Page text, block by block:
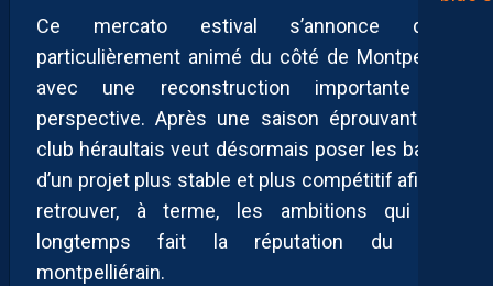
Ce mercato estival s’annonce donc
particulièrement animé du côté de Montpellier,
avec une reconstruction importante en
perspective. Après une saison éprouvante, le
club héraultais veut désormais poser les bases
d’un projet plus stable et plus compétitif afin de
retrouver, à terme, les ambitions qui ont
longtemps fait la réputation du club
montpelliérain.